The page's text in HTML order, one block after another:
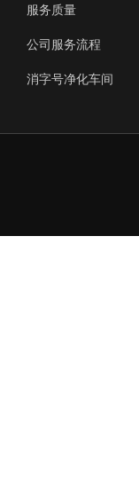
服务质量
公司服务流程
消字号净化车间